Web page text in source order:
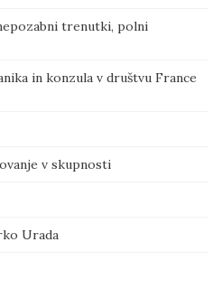
trenutki, polni
in konzula v društvu France
v skupnosti
Urada